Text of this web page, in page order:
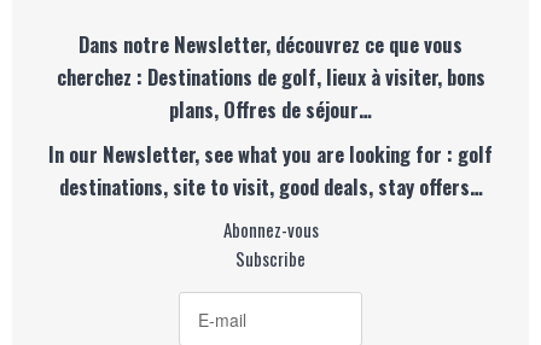
Dans notre Newsletter, découvrez ce que vous
cherchez : Destinations de golf, lieux à visiter, bons
plans, Offres de séjour…
In our Newsletter, see what you are looking for : golf
destinations, site to visit, good deals, stay offers…
Abonnez-vous
Subscribe